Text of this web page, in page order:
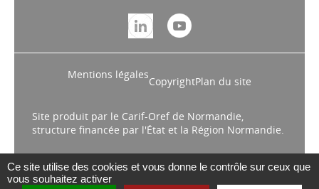
Mentions légales
CopyrightPlan du site
Site produit par le Carif-Oref de Normandie,
structure financée par l'État et la Région Normandie.
Ce site utilise des cookies et vous donne le contrôle sur ceux que
vous souhaitez activer